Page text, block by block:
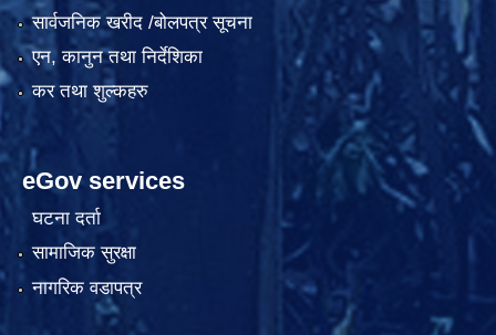
सार्वजनिक खरीद /बोलपत्र सूचना
एन, कानुन तथा निर्देशिका
कर तथा शुल्कहरु
eGov services
घटना दर्ता
सामाजिक सुरक्षा
नागरिक वडापत्र